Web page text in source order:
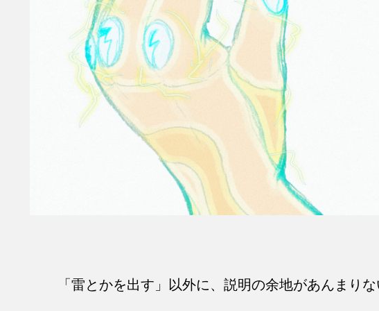
「雷とかを出す」以外に、説明の余地があんまり